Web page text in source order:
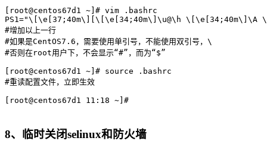
[root@centos67d1 ~]# vim .bashrc
PS1="\[\e[37;40m\][\[\e[34;40m\]\u@\h
#增加以上一行
#如果是CentOS7.6，需要使用单引号，不能使用双引号，\
#否则在root用户下，不会显示“#”，而为“$”
[root@centos67d1 ~]# source .bashrc
#重读配置文件，立即生效
[root@centos67d1 11:18 ~]#
8、临时关闭selinux和防火墙